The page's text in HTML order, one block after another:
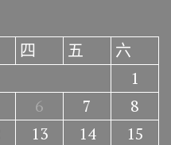
四 五
六
1
6 7
8
13 14
15